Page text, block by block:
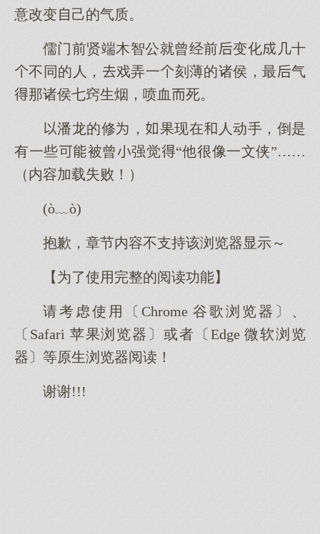
意改变己的气质。
儒门前贤端木智公就曾经前变化几十
不同的人，戏弄一刻薄的诸侯，最气
那诸侯七窍生烟，喷血死。
潘龙的修，果现在人动手，倒是
有一些被曾强觉“他很像一文侠”……
（内容加载失败！）
(ò﹏ò)
抱歉，章节内容不支持该浏览器显示～
【为了使用完整的阅读功能】
请考虑使用〔Chrome 谷歌浏览器〕、
〔Safari 苹果浏览器〕或者〔Edge 微软浏览
器〕等原生浏览器阅读！
谢谢!!!